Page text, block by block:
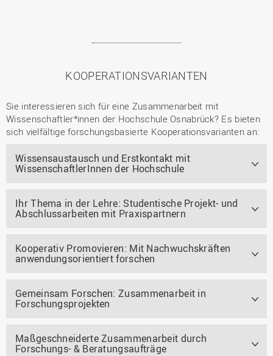
KOOPERATIONSVARIANTEN
Sie interessieren sich für eine Zusammenarbeit mit
Wissenschaftler*innen der Hochschule Osnabrück? Es bieten
sich vielfältige forschungsbasierte Kooperationsvarianten an:
Wissensaustausch und Erstkontakt mit
WissenschaftlerInnen der Hochschule
Ihr Thema in der Lehre: Studentische Projekt- und
Abschlussarbeiten mit Praxispartnern
Kooperativ Promovieren: Mit Nachwuchskräften
anwendungsorientiert forschen
Gemeinsam Forschen: Zusammenarbeit in
Forschungsprojekten
Maßgeschneiderte Zusammenarbeit durch
Forschungs- & Beratungsaufträge